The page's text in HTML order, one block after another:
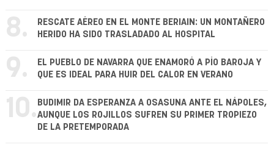
8.
RESCATE AÉREO EN EL MONTE BERIAIN: UN MONTAÑERO
HERIDO HA SIDO TRASLADADO AL HOSPITAL
9.
EL PUEBLO DE NAVARRA QUE ENAMORÓ A PÍO BAROJA Y
QUE ES IDEAL PARA HUIR DEL CALOR EN VERANO
10. BUDIMIR DA ESPERANZA A OSASUNA ANTE EL NÁPOLES,
AUNQUE LOS ROJILLOS SUFREN SU PRIMER TROPIEZO
DE LA PRETEMPORADA